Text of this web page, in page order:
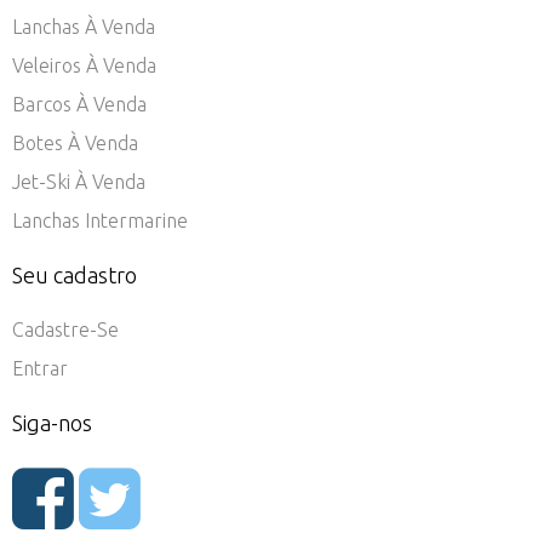
Lanchas À Venda
Veleiros À Venda
Barcos À Venda
Botes À Venda
Jet-Ski À Venda
Lanchas Intermarine
Seu cadastro
Cadastre-Se
Entrar
Siga-nos